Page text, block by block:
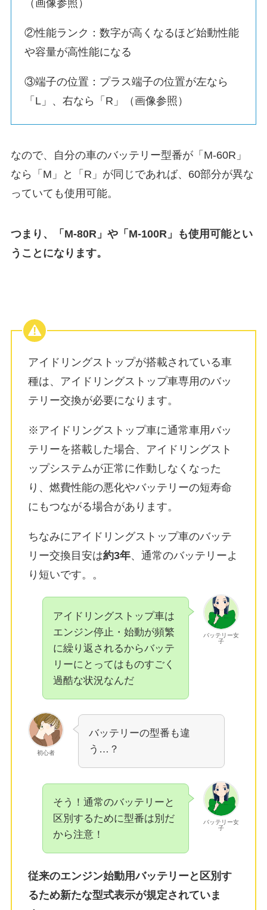
（画像参照）
②性能ランク：数字が高くなるほど始動性能
や容量が高性能になる
③端子の位置：プラス端子の位置が左なら
「L」、右なら「R」（画像参照）
なので、自分の車のバッテリー型番が「M-60R」
なら「M」と「R」が同じであれば、60部分が異な
っていても使用可能。
つまり、「M-80R」や「M-100R」も使用可能とい
うことになります。
アイドリングストップが搭載されている車
種は、 アイドリングストップ車専用のバッ
テリー交換が必要になります。
※アイドリングストップ車に通常車用バッ
テリーを搭載した場合、アイドリングスト
ップシステムが正常に作動しなくなった
り、燃費性能の悪化やバッテリーの短寿命
にもつながる場合があります。
ちなみにアイドリングストップ車のバッテ
リー交換目安は約3年、通常のバッテリーよ
り短いです。
。
バッテリー女
子
アイドリングストップ車は
エンジン停止・始動が頻繁
に繰り返されるからバッテ
リーにとってはものすごく
過酷な状況なんだ
初心者
バッテリーの型番も違
う…？
バッテリー女
子
そう！通常のバッテリーと
区別するために型番は別だ
から注意！
従来のエンジン始動用バッテリーと区別す
るため新たな型式表示が規定されていま